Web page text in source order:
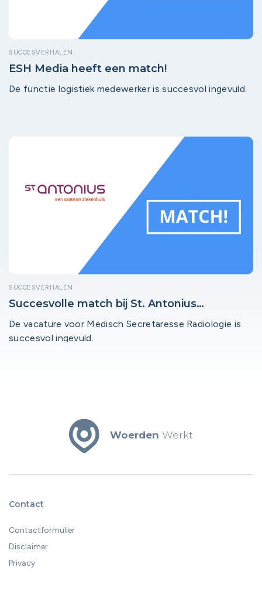
SUCCESVERHALEN
ESH Media heeft een match!
De functie logistiek medewerker is succesvol ingevuld.
SUCCESVERHALEN
Succesvolle match bij St. Antonius
De vacature voor Medisch Secretaresse Radiologie is
succesvol ingevuld.
Woerden Werkt
Contact
Contactformulier
Disclaimer
Privacy